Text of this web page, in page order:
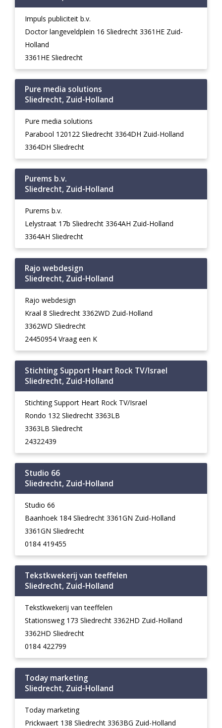
Impuls publiciteit b.v.
Doctor langeveldplein 16 Sliedrecht 3361HE Zuid-
Holland
3361HE Sliedrecht
Pure media solutions
Sliedrecht, Zuid-Holland
Pure media solutions
Parabool 120122 Sliedrecht 3364DH Zuid-Holland
3364DH Sliedrecht
Purems b.v.
Sliedrecht, Zuid-Holland
Purems b.v.
Lelystraat 17b Sliedrecht 3364AH Zuid-Holland
3364AH Sliedrecht
Rajo webdesign
Sliedrecht, Zuid-Holland
Rajo webdesign
Kraal 8 Sliedrecht 3362WD Zuid-Holland
3362WD Sliedrecht
24450954 Vraag een K
Stichting Support Heart Rock TV/Israel
Sliedrecht, Zuid-Holland
Stichting Support Heart Rock TV/Israel
Rondo 132 Sliedrecht 3363LB
3363LB Sliedrecht
24322439
Studio 66
Sliedrecht, Zuid-Holland
Studio 66
Baanhoek 184 Sliedrecht 3361GN Zuid-Holland
3361GN Sliedrecht
0184 419455
Tekstkwekerij van teeffelen
Sliedrecht, Zuid-Holland
Tekstkwekerij van teeffelen
Stationsweg 173 Sliedrecht 3362HD Zuid-Holland
3362HD Sliedrecht
0184 422799
Today marketing
Sliedrecht, Zuid-Holland
Today marketing
Prickwaert 138 Sliedrecht 3363BG Zuid-Holland